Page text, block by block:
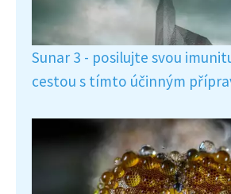
Sunar 3 - posilujte svou
cestou s tímto účinným